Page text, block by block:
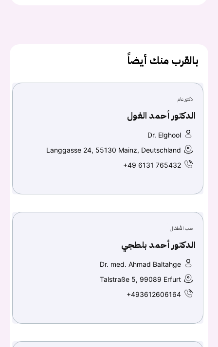
Facebook
Continue with Google
بالقرب منك أيضاً
دكتور عام
الدكتور أحمد الغول
Dr. Elghool
Langgasse 24, 55130 Mainz, Deutschland
+49 6131 765432
طب الأطفال
الدكتور أحمد بلطجي
Dr. med. Ahmad Baltahge
Talstraße 5, 99089 Erfurt
+493612606164